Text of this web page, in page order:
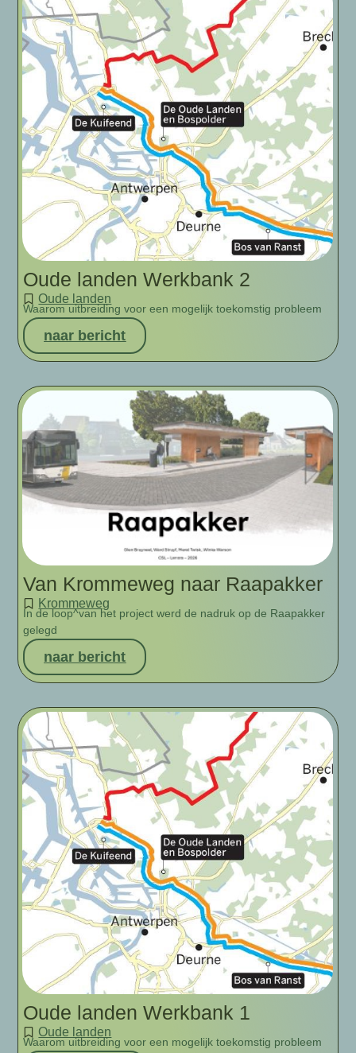
Oude landen Werkbank 2
Oude landen
Waarom uitbreiding voor een mogelijk toekomstig probleem
naar bericht
Van Krommeweg naar Raapakker
Krommeweg
In de loop^van het project werd de nadruk op de Raapakker
gelegd
naar bericht
Oude landen Werkbank 1
Oude landen
Waarom uitbreiding voor een mogelijk toekomstig probleem